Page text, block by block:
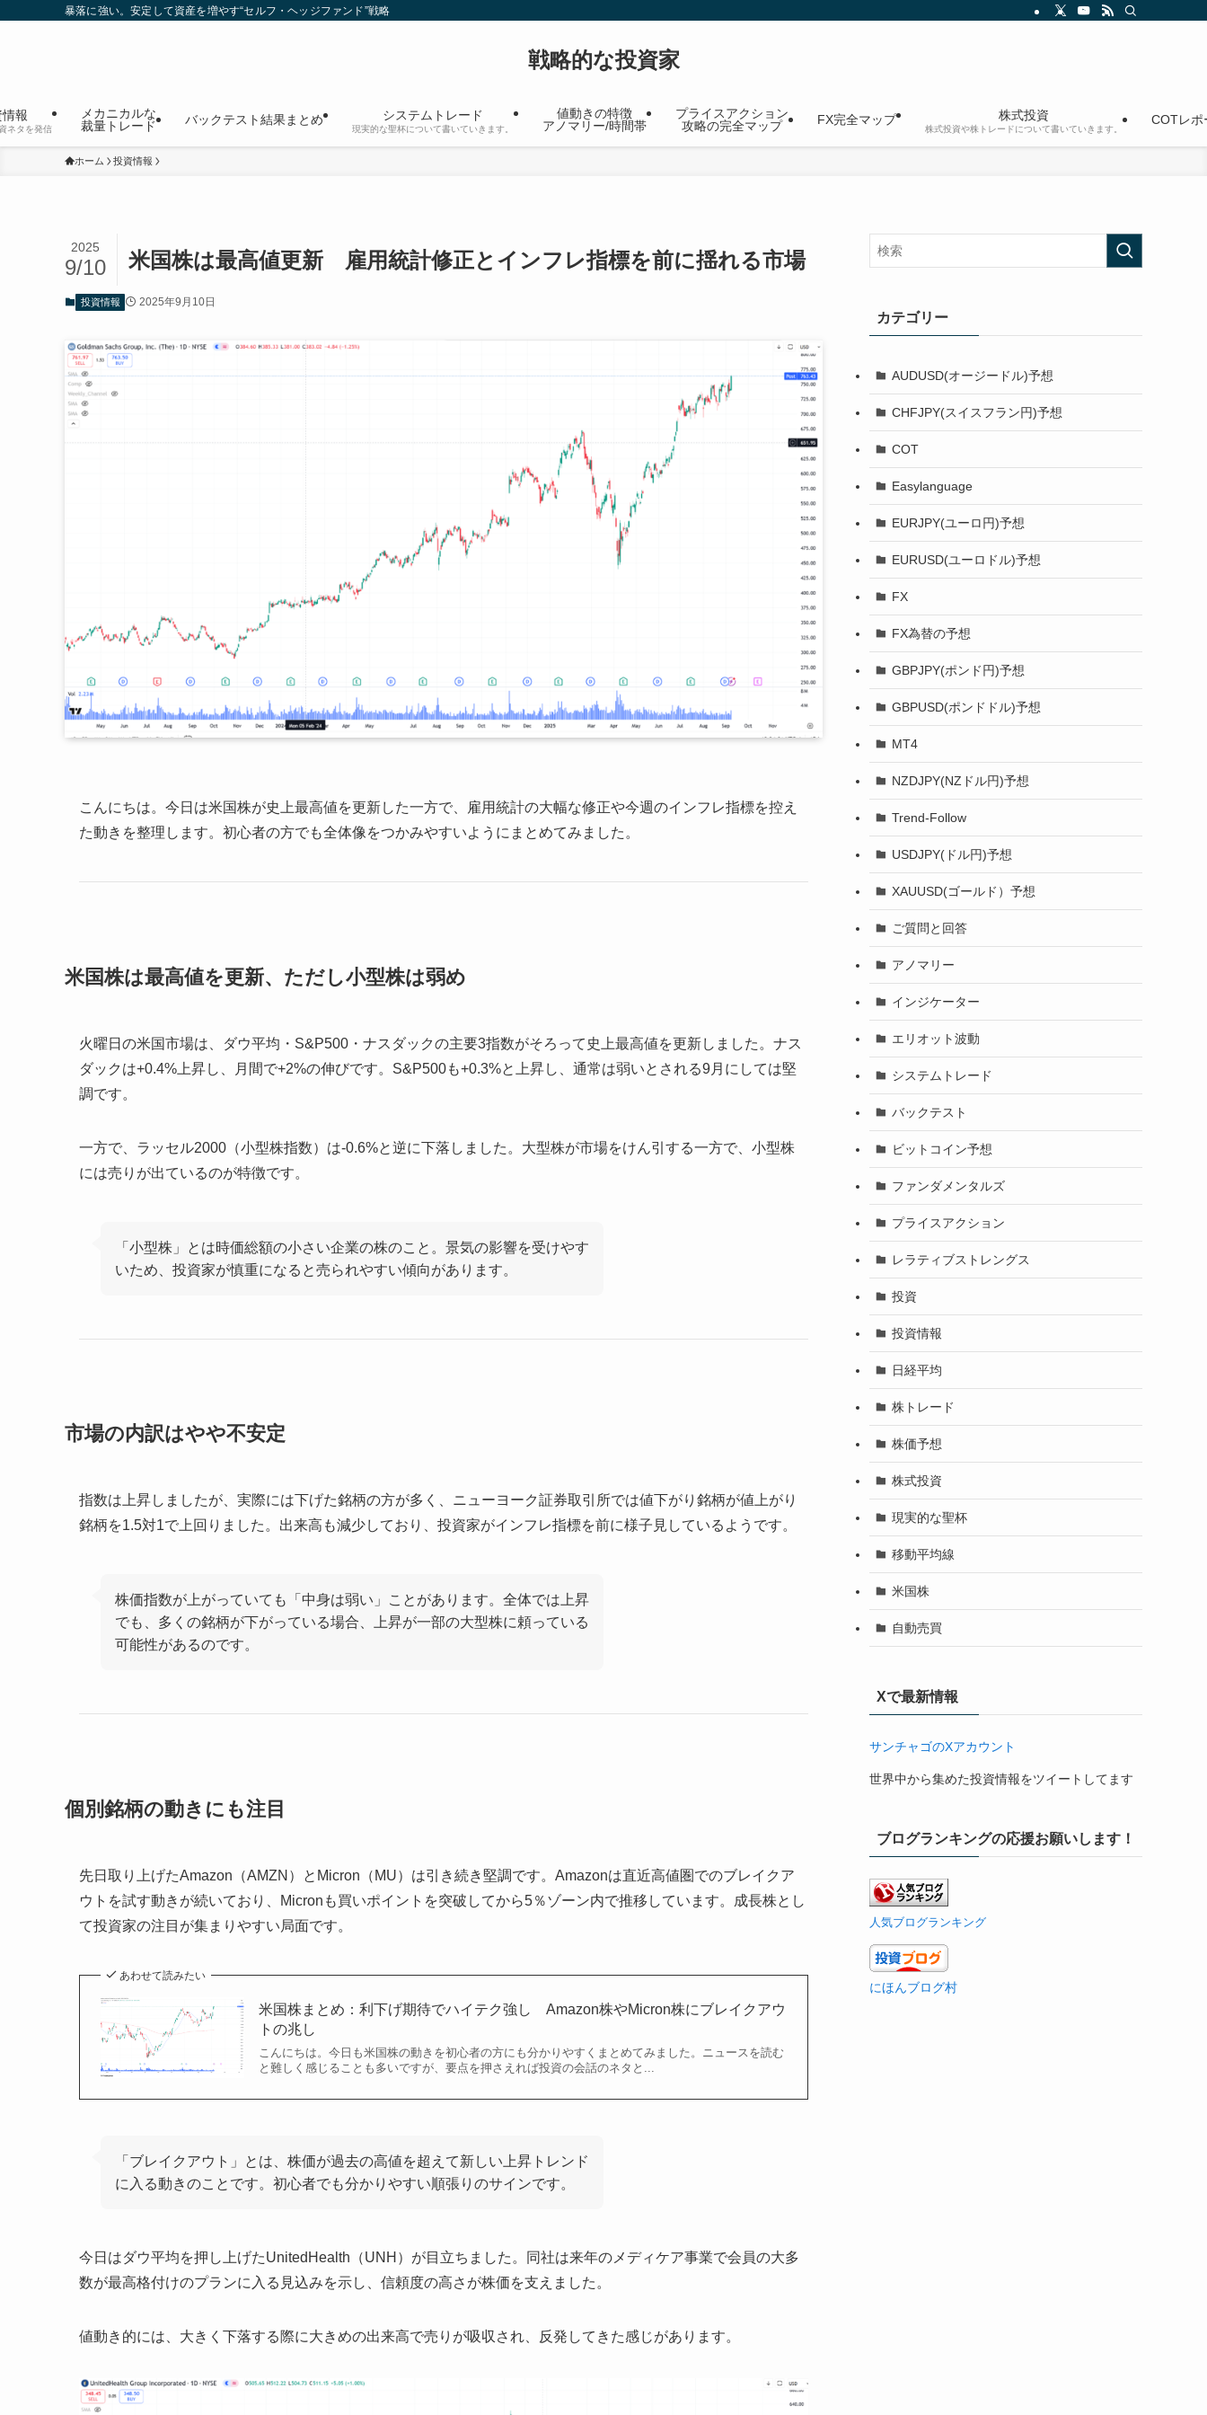
暴落に強い。安定して資産を増やす“セルフ・ヘッジファンド”戦略
戦略的な投資家
報
ネタを発信
メカニカルな
裁量トレード
バックテスト結果まとめ システムトレード
現実的な聖杯について書いていきます。
値動きの特徴
アノマリー/時間帯
プライスアクション
攻略の完全マップ
FX完全マップ 株式投資
株式投資や株トレードについて書いていきます。
COTレポ
ホーム 投資情報
米国株は最高値更新 雇用統計修正とインフレ指標を前に揺れる市場
2025
9/10
投資情報 2025年9月10日
こんにちは。今日は米国株が史上最高値を更新した一方で、雇用統計の大幅な修正や今週のインフレ指標を控え
た動きを整理します。初心者の方でも全体像をつかみやすいようにまとめてみました。
米国株は最高値を更新、ただし小型株は弱め
火曜日の米国市場は、ダウ平均・S&P500・ナスダックの主要3指数がそろって史上最高値を更新しました。ナス
ダックは+0.4%上昇し、月間で+2%の伸びです。S&P500も+0.3%と上昇し、通常は弱いとされる9月にしては堅
調です。
一方で、ラッセル2000（小型株指数）は-0.6%と逆に下落しました。大型株が市場をけん引する一方で、小型株
には売りが出ているのが特徴です。
「小型株」とは時価総額の小さい企業の株のこと。景気の影響を受けやす
いため、投資家が慎重になると売られやすい傾向があります。
市場の内訳はやや不安定
指数は上昇しましたが、実際には下げた銘柄の方が多く、ニューヨーク証券取引所では値下がり銘柄が値上がり
銘柄を1.5対1で上回りました。出来高も減少しており、投資家がインフレ指標を前に様子見しているようです。
株価指数が上がっていても「中身は弱い」ことがあります。全体では上昇
でも、多くの銘柄が下がっている場合、上昇が一部の大型株に頼っている
可能性があるのです。
個別銘柄の動きにも注目
先日取り上げたAmazon（AMZN）とMicron（MU）は引き続き堅調です。Amazonは直近高値圏でのブレイクア
ウトを試す動きが続いており、Micronも買いポイントを突破してから5％ゾーン内で推移しています。成長株とし
て投資家の注目が集まりやすい局面です。
あわせて読みたい
米国株まとめ：利下げ期待でハイテク強し Amazon株やMicron株にブレイクアウ
トの兆し
こんにちは。今日も米国株の動きを初心者の方にも分かりやすくまとめてみました。ニュースを読む
と難しく感じることも多いですが、要点を押さえれば投資の会話のネタと...
「ブレイクアウト」とは、株価が過去の高値を超えて新しい上昇トレンド
に入る動きのことです。初心者でも分かりやすい順張りのサインです。
今日はダウ平均を押し上げたUnitedHealth（UNH）が目立ちました。同社は来年のメディケア事業で会員の大多
数が最高格付けのプランに入る見込みを示し、信頼度の高さが株価を支えました。
値動き的には、大きく下落する際に大きめの出来高で売りが吸収され、反発してきた感じがあります。
カテゴリー
AUDUSD(オージードル)予想
CHFJPY(スイスフラン円)予想
COT
Easylanguage
EURJPY(ユーロ円)予想
EURUSD(ユーロドル)予想
FX
FX為替の予想
GBPJPY(ポンド円)予想
GBPUSD(ポンドドル)予想
MT4
NZDJPY(NZドル円)予想
Trend-Follow
USDJPY(ドル円)予想
XAUUSD(ゴールド）予想
ご質問と回答
アノマリー
インジケーター
エリオット波動
システムトレード
バックテスト
ビットコイン予想
ファンダメンタルズ
プライスアクション
レラティブストレングス
投資
投資情報
日経平均
株トレード
株価予想
株式投資
現実的な聖杯
移動平均線
米国株
自動売買
Xで最新情報
サンチャゴのXアカウント
世界中から集めた投資情報をツイートしてます
ブログランキングの応援お願いします！
人気ブログランキング
にほんブログ村